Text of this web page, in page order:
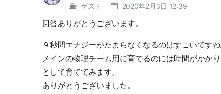
ゲスト 2020年2月3日 12:39
回答ありがとうございます。
９秒間エナジーがたまらなくなるのはすごいですね
メインの物理チーム用に育てるのには時間がかか
として育ててみます。
ありがとうございました。